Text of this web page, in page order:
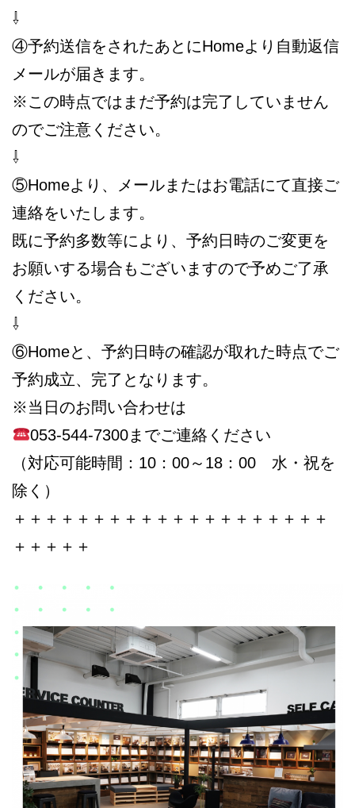
⇩
④予約送信をされたあとにHomeより自動返信
メールが届きます。
※この時点ではまだ予約は完了していません
のでご注意ください。
⇩
⑤Homeより、メールまたはお電話にて直接ご
連絡をいたします。
既に予約多数等により、予約日時のご変更を
お願いする場合もございますので予めご了承
ください。
⇩
⑥Homeと、予約日時の確認が取れた時点でご
予約成立、完了となります。
※当日のお問い合わせは
053-544-7300までご連絡ください
（対応可能時間：10：00～18：00 水・祝を
除く）
＋＋＋＋＋＋＋＋＋＋＋＋＋＋＋＋＋＋＋＋
＋＋＋＋＋